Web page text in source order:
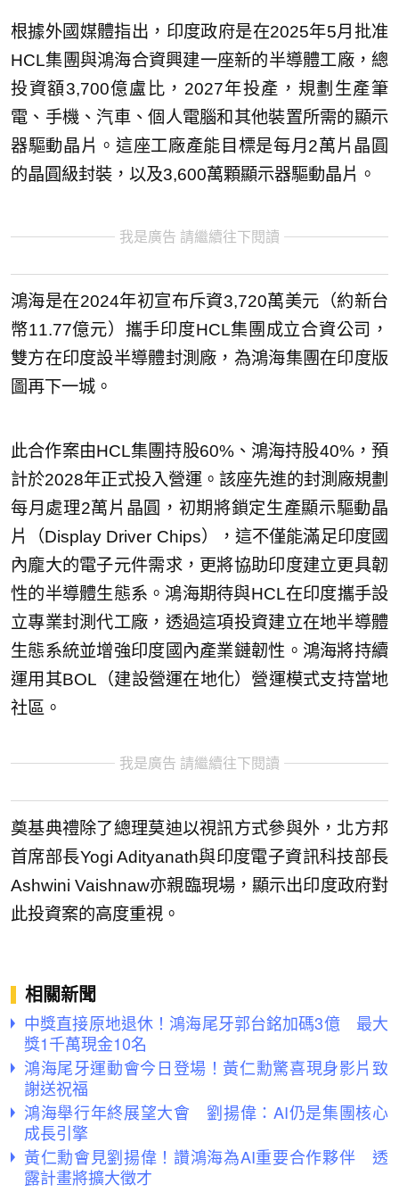
根據外國媒體指出，印度政府是在2025年5月批准
HCL集團與鴻海合資興建一座新的半導體工廠，總
投資額3,700億盧比，2027年投產，規劃生產筆
電、手機、汽車、個人電腦和其他裝置所需的顯示
器驅動晶片。這座工廠產能目標是每月2萬片晶圓
的晶圓級封裝，以及3,600萬顆顯示器驅動晶片。
我是廣告 請繼續往下閱讀
鴻海是在2024年初宣布斥資3,720萬美元（約新台
幣11.77億元）攜手印度HCL集團成立合資公司，
雙方在印度設半導體封測廠，為鴻海集團在印度版
圖再下一城。
此合作案由HCL集團持股60%、鴻海持股40%，預
計於2028年正式投入營運。該座先進的封測廠規劃
每月處理2萬片晶圓，初期將鎖定生產顯示驅動晶
片（Display Driver Chips），這不僅能滿足印度國
內龐大的電子元件需求，更將協助印度建立更具韌
性的半導體生態系。鴻海期待與HCL在印度攜手設
立專業封測代工廠，透過這項投資建立在地半導體
生態系統並增強印度國內產業鏈韌性。鴻海將持續
運用其BOL（建設營運在地化）營運模式支持當地
社區。
我是廣告 請繼續往下閱讀
奠基典禮除了總理莫迪以視訊方式參與外，北方邦
首席部長Yogi Adityanath與印度電子資訊科技部長
Ashwini Vaishnaw亦親臨現場，顯示出印度政府對
此投資案的高度重視。
相關新聞
中獎直接原地退休！鴻海尾牙郭台銘加碼3億 最大
獎1千萬現金10名
鴻海尾牙運動會今日登場！黃仁勳驚喜現身影片致
謝送祝福
鴻海舉行年終展望大會 劉揚偉：AI仍是集團核心
成長引擎
黃仁勳會見劉揚偉！讚鴻海為AI重要合作夥伴 透
露計畫將擴大徵才